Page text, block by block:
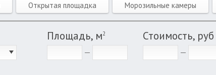
Открытая площадка Морозильные камеры
Площадь, м2 Стоимость, руб